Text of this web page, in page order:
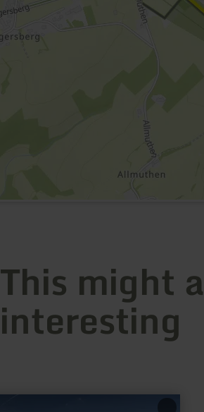
This might
interesting